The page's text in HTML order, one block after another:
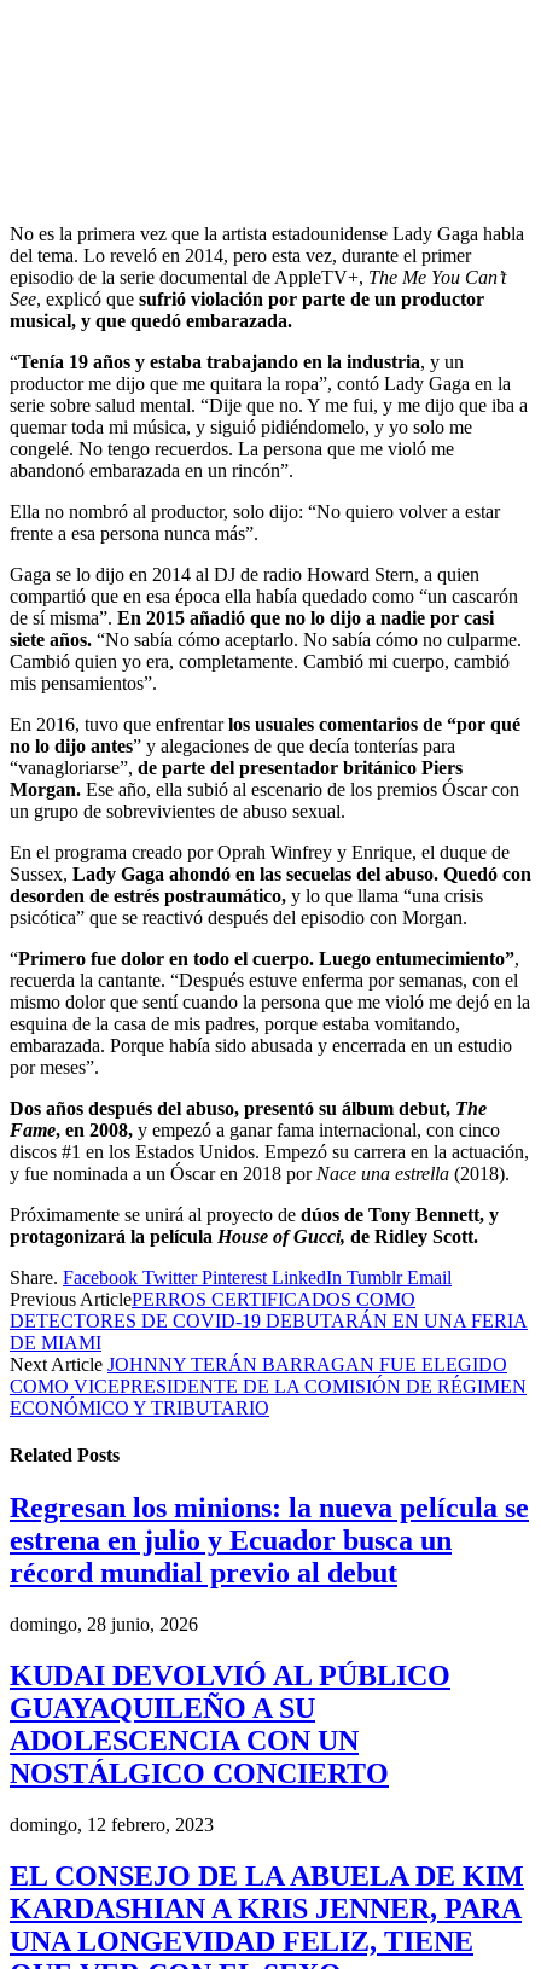
No es la primera vez que la artista estadounidense Lady Gaga habla
del tema. Lo reveló en 2014, pero esta vez, durante el primer
episodio de la serie documental de AppleTV+, The Me You Can’t
See, explicó que sufrió violación por parte de un productor
musical, y que quedó embarazada.
“Tenía 19 años y estaba trabajando en la industria, y un
productor me dijo que me quitara la ropa”, contó Lady Gaga en la
serie sobre salud mental. “Dije que no. Y me fui, y me dijo que iba a
quemar toda mi música, y siguió pidiéndomelo, y yo solo me
congelé. No tengo recuerdos. La persona que me violó me
abandonó embarazada en un rincón”.
Ella no nombró al productor, solo dijo: “No quiero volver a estar
frente a esa persona nunca más”.
Gaga se lo dijo en 2014 al DJ de radio Howard Stern, a quien
compartió que en esa época ella había quedado como “un cascarón
de sí misma”. En 2015 añadió que no lo dijo a nadie por casi
siete años. “No sabía cómo aceptarlo. No sabía cómo no culparme.
Cambió quien yo era, completamente. Cambió mi cuerpo, cambió
mis pensamientos”.
En 2016, tuvo que enfrentarlos usuales comentarios de “por qué
no lo dijo antes” y alegaciones de que decía tonterías para
“vanagloriarse”, de parte del presentador británico Piers
Morgan. Ese año, ella subió al escenario de los premios Óscar con
un grupo de sobrevivientes de abuso sexual.
En el programa creado por Oprah Winfrey y Enrique, el duque de
Sussex, Lady Gaga ahondó en las secuelas del abuso. Quedó con
desorden de estrés postraumático, y lo que llama “una crisis
psicótica” que se reactivó después del episodio con Morgan.
“Primero fue dolor en todo el cuerpo. Luego entumecimiento”,
recuerda la cantante. “Después estuve enferma por semanas, con el
mismo dolor que sentí cuando la persona que me violó me dejó en la
esquina de la casa de mis padres, porque estaba vomitando,
embarazada. Porque había sido abusada y encerrada en un estudio
por meses”.
Dos años después del abuso, presentó su álbum debut, The
Fame, en 2008, y empezó a ganar fama internacional, con cinco
discos #1 en los Estados Unidos. Empezó su carrera en la actuación,
y fue nominada a un Óscar en 2018 por Nace una estrella (2018).
Próximamente se unirá al proyecto de dúos de Tony Bennett, y
protagonizará la película House of Gucci, de Ridley Scott.
Share. Facebook Twitter Pinterest LinkedIn Tumblr Email
Previous ArticlePERROS CERTIFICADOS COMO
DETECTORES DE COVID-19 DEBUTARÁN EN UNA FERIA
DE MIAMI
Next Article JOHNNY TERÁN BARRAGAN FUE ELEGIDO
COMO VICEPRESIDENTE DE LA COMISIÓN DE RÉGIMEN
ECONÓMICO Y TRIBUTARIO
Related Posts
Regresan los minions: la nueva película se
estrena en julio y Ecuador busca un
récord mundial previo al debut
domingo, 28 junio, 2026
KUDAI DEVOLVIÓ AL PÚBLICO
GUAYAQUILEÑO A SU
ADOLESCENCIA CON UN
NOSTÁLGICO CONCIERTO
domingo, 12 febrero, 2023
EL CONSEJO DE LA ABUELA DE KIM
KARDASHIAN A KRIS JENNER, PARA
UNA LONGEVIDAD FELIZ, TIENE